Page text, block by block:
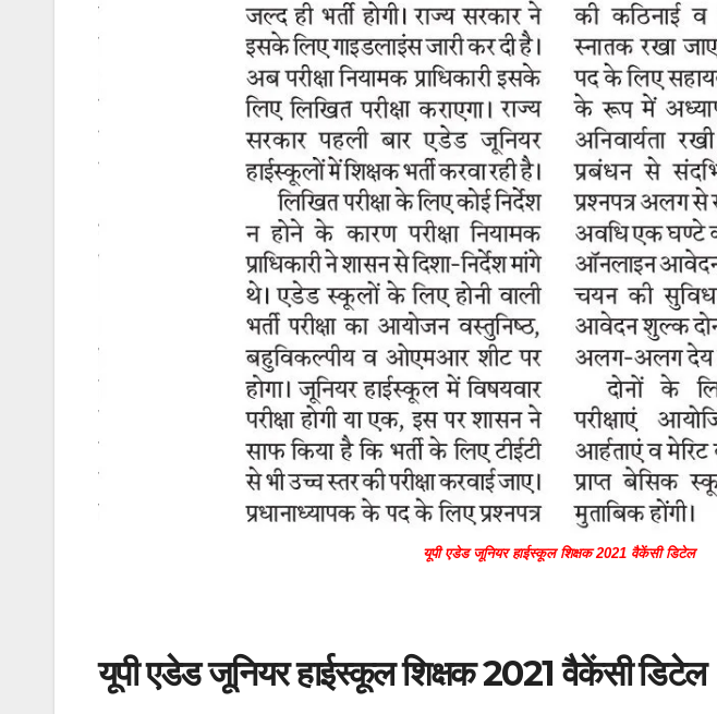
यूपी एडेड जूनियर हाईस्कूल शिक्षक 2021 वैकेंसी डिटेल
यूपी एडेड जूनियर हाईस्कूल शिक्षक 2021 वैकेंसी डिटेल